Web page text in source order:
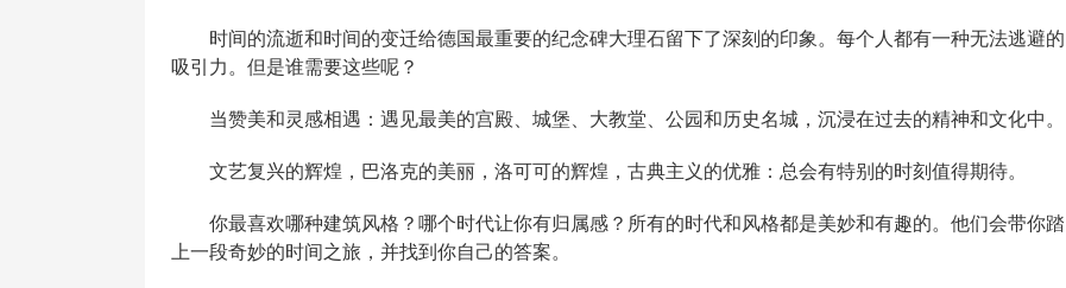
时间的流逝和时间的变迁给德国最重要的纪念碑大理石留下了深刻的印象。每个人都有一种无法逃避的
吸引力。但是谁需要这些呢？
当赞美和灵感相遇：遇见最美的宫殿、城堡、大教堂、公园和历史名城，沉浸在过去的精神和文化中。
文艺复兴的辉煌，巴洛克的美丽，洛可可的辉煌，古典主义的优雅：总会有特别的时刻值得期待。
你最喜欢哪种建筑风格？哪个时代让你有归属感？所有的时代和风格都是美妙和有趣的。他们会带你踏
上一段奇妙的时间之旅，并找到你自己的答案。